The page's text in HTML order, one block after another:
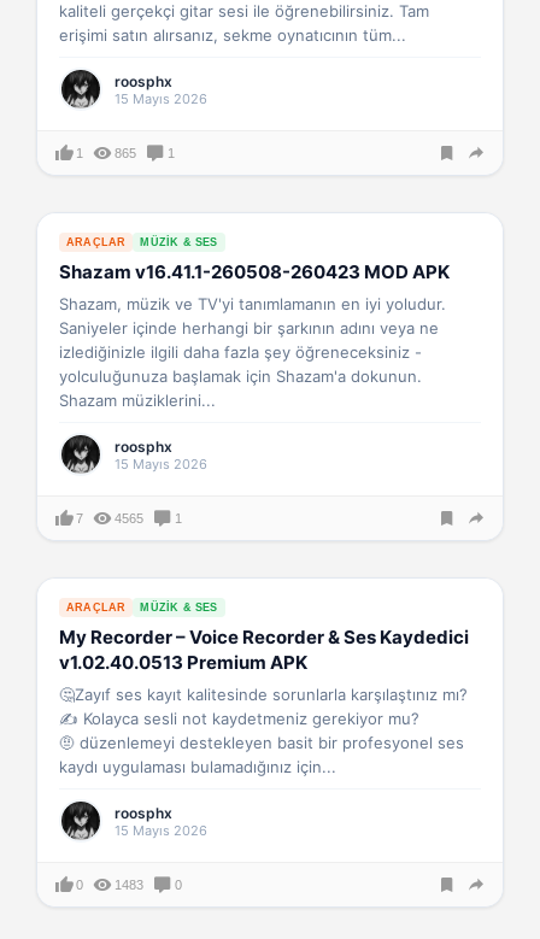
kaliteli gerçekçi gitar sesi ile öğrenebilirsiniz. Tam
erişimi satın alırsanız, sekme oynatıcının tüm...
roosphx
15 Mayıs 2026
1 865 1
ARAÇLAR MÜZIK & SES
Shazam v16.41.1-260508-260423 MOD APK
Shazam, müzik ve TV'yi tanımlamanın en iyi yoludur.
Saniyeler içinde herhangi bir şarkının adını veya ne
izlediğinizle ilgili daha fazla şey öğreneceksiniz -
yolculuğunuza başlamak için Shazam'a dokunun.
Shazam müziklerini...
roosphx
15 Mayıs 2026
7 4565 1
ARAÇLAR MÜZIK & SES
My Recorder – Voice Recorder & Ses Kaydedici
v1.02.40.0513 Premium APK
🤔Zayıf ses kayıt kalitesinde sorunlarla karşılaştınız mı?
✍️ Kolayca sesli not kaydetmeniz gerekiyor mu?
🤨 düzenlemeyi destekleyen basit bir profesyonel ses
kaydı uygulaması bulamadığınız için...
roosphx
15 Mayıs 2026
0 1483 0